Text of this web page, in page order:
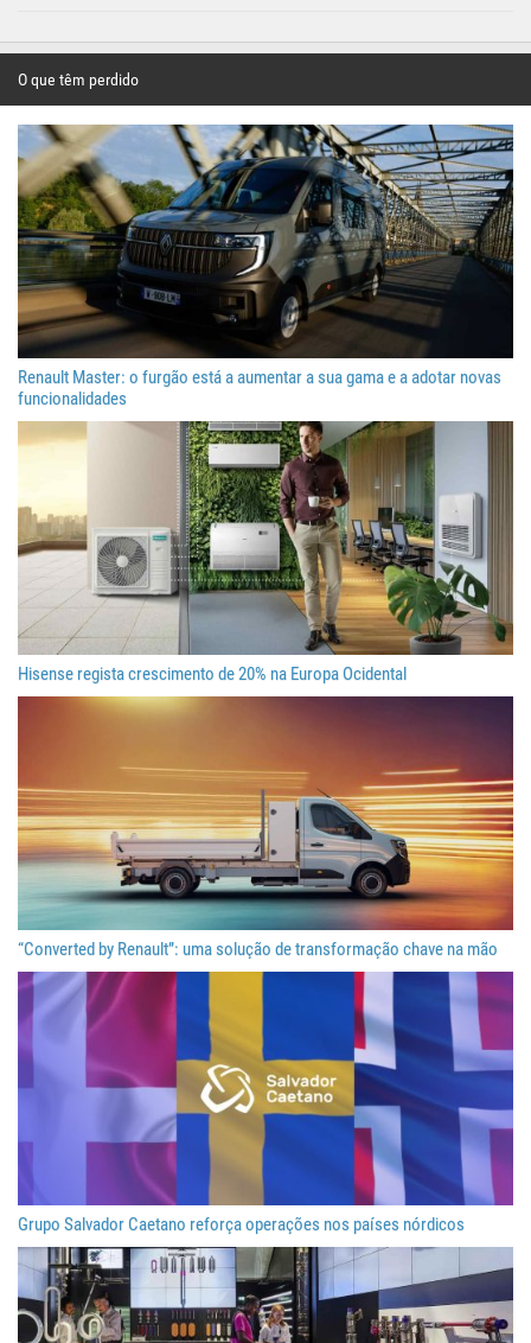
O que têm perdido
Renault Master: o furgão está a aumentar a sua gama e a adotar novas
funcionalidades
Hisense regista crescimento de 20% na Europa Ocidental
“Converted by Renault”: uma solução de transformação chave na mão
Grupo Salvador Caetano reforça operações nos países nórdicos